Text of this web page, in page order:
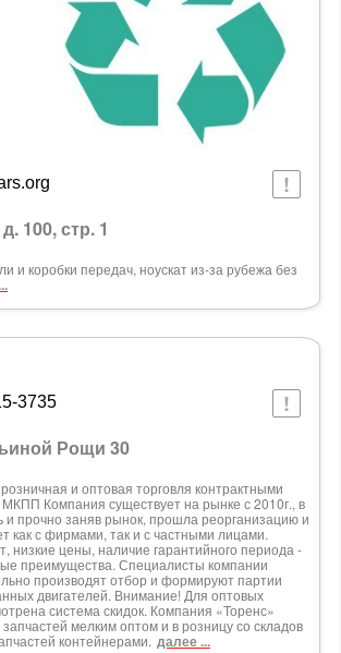
100, стр. 1
и коробки передач, ноускат из-за рубежа без
3735
Рощи 30
и оптовая торговля контрактными
Компания существует на рынке с 2010г., в
и прочно заняв рынок, прошла реорганизацию и
как с фирмами, так и с частными лицами.
низкие цены, наличие гарантийного периода -
преимущества. Специалисты компании
производят отбор и формируют партии
двигателей. Внимание! Для оптовых
система скидок. Компания «Торенс»
мелким оптом и в розницу со складов
контейнерами. далее ...